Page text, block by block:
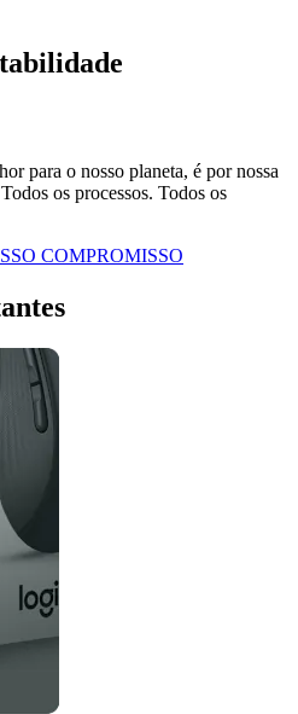
para o nosso planeta, é por nossa
os processos. Todos os
COMPROMISSO